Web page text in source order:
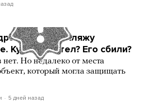
попал по пляжу
Куда он летел? Его сбили?
нет. Но недалеко от места
который могла защищать
5 дней назад